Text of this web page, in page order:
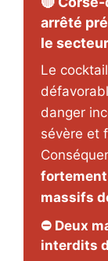
arrêté
le
Le
danger
sévère et
fortement
massifs
⛔ Deux
interdits